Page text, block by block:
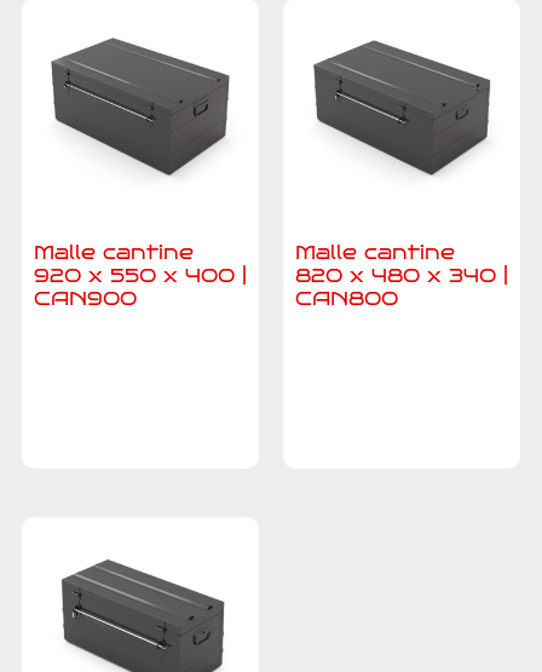
Malle cantine
920 x 550 x 400 |
CAN900
Malle cantine
820 x 480 x 340 |
CAN800